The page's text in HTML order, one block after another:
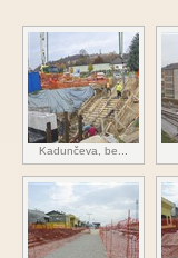
Kadunčeva, be...